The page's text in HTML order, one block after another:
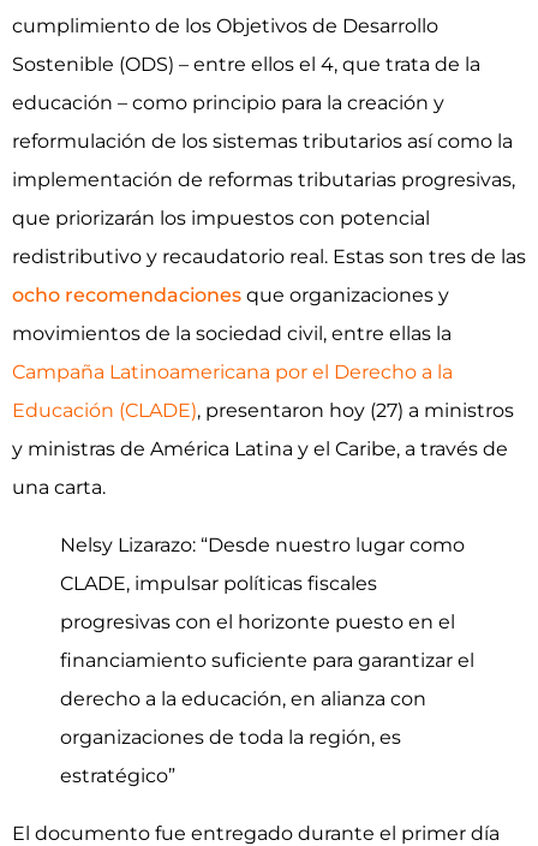
cumplimiento de los Objetivos de Desarrollo
Sostenible (ODS) – entre ellos el 4, que trata de la
educación – como principio para la creación y
reformulación de los sistemas tributarios así como la
implementación de reformas tributarias progresivas,
que priorizarán los impuestos con potencial
redistributivo y recaudatorio real. Estas son tres de las
ocho recomendaciones que organizaciones y
movimientos de la sociedad civil, entre ellas la
Campaña Latinoamericana por el Derecho a la
Educación (CLADE), presentaron hoy (27) a ministros
y ministras de América Latina y el Caribe, a través de
una carta.
Nelsy Lizarazo: “Desde nuestro lugar como
CLADE, impulsar políticas fiscales
progresivas con el horizonte puesto en el
financiamiento suficiente para garantizar el
derecho a la educación, en alianza con
organizaciones de toda la región, es
estratégico”
El documento fue entregado durante el primer día